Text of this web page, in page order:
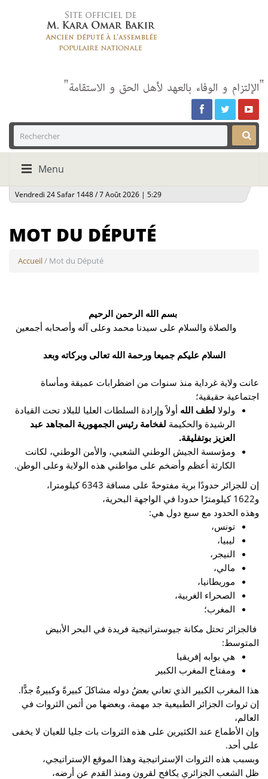
Menu
Vendredi 24 Safar 1448 / 7 Août 2026 | 5:29
MOT DU DÉPUTÉ
Accueil/ Mot du Député
بسم الله الرحمن الرحيم
والصلاة والسلام على سيدنا محمد وعلى آله وأصحابه أجمعين
السلام عليكم جميعا ورحمة الله تعالى وبركاته وبعد
عانت ولاية غرداية منذ سنوات من اضطرابات عميقة ومأساة
اجتماعية حقيقية؛
ولولا لطف الله أولاً وإرادة السلطات العليا للبلاد تحت القيادة
الرشيدة والحكيمة لفخامة رئيس الجمهورية المجاهد عبد
العزيز بوتفليقة.
ومؤسسة الجيش الوطني الشعبي، والأمن الوطني، لكانت
الكارثة أعظم وأضخم على مواطني هذه الولاية وعلى الوطن.
إن للجزائر حدودًا برية مفتوحةً على مسافة 6343 كيلومترا،
و1622 كيلومترًا حدودا في الواجهة البحرية،
وهذه الحدود مع سبع دول هي:
تونس،
ليبيا،
النيجر،
مالي،
موريطانيا،
الصحراء الغربية،
المغرب؛
فالجزائر تحتل مكانة جيوستراتيجية فريدة في البحر الأبيض
المتوسط:
هي بوابه إفريقيا
ومفتاح المغرب الكبير
هذا المغرب الكبير الذي تعاني بعضُ دوله مشاكلَ كبيرةً وكبيرةٌ جدًّا.
إن ثروات الجزائر الطبيعية جد مهمة، وبعضها من أثمن الثروات في
العالم،
وإن الأطماع عند الكثيرين على هذه الثروات بات جليا للعيان لا يخفى
على أحد.
وبسبب هذه الثروات الإستراتيجية وهذا الموقع الإستراتيجي،
ظل الشعب الجزائري يكافح لقرون ومنذ القدم عن أرضه،